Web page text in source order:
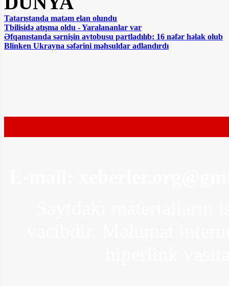
FOTO
Tatarıstanda matəm elan olundu
Tbilisidə atışma oldu - Yaralananlar var
Əfqanıstanda sərnişin avtobusu partladılıb: 16 nəfər həlak olub
Blinken Ukrayna səfərini məhsuldar adlandırdı